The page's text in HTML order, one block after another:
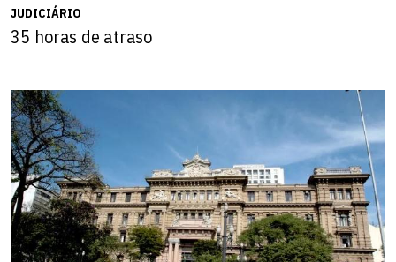
JUDICIÁRIO
35 horas de atraso